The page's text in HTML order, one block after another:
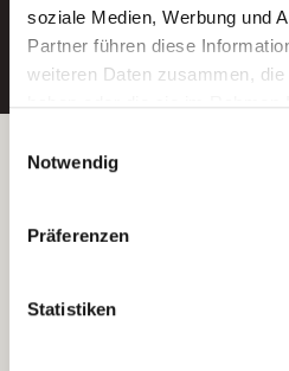
soziale Medien, Werbung und
Partner führen diese
weiteren Daten zusammen,
Wenn Sie auf „Cookies
Sie der Speicherung
Ihre Einwilligung
indem Sie die Cookie-
unsererDatenschutzerklärung
Notwendig
Präferenzen
Statistiken
E-Mail-
Betreiber der Webseite
Kantstraße 45a
(Ein Tochterunternehmen des
e.V.)